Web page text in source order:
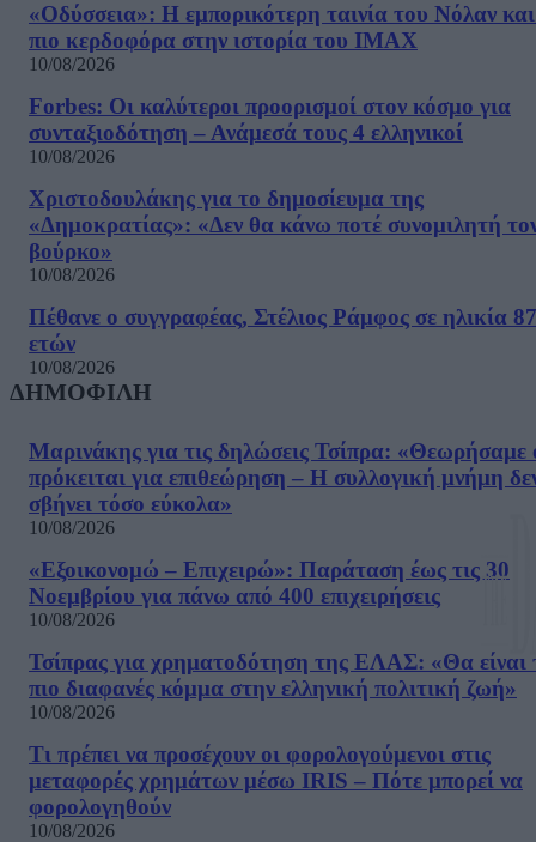
«Οδύσσεια»: Η εμπορικότερη ταινία του Νόλαν
πιο κερδοφόρα στην ιστορία του IMAX
10/08/2026
Forbes: Οι καλύτεροι προορισμοί στον κόσμο για
συνταξιοδότηση – Ανάμεσά τους 4 ελληνικοί
10/08/2026
Χριστοδουλάκης για το δημοσίευμα της
«Δημοκρατίας»: «Δεν θα κάνω ποτέ συνομιλητή
βούρκο»
10/08/2026
Πέθανε ο συγγραφέας, Στέλιος Ράμφος σε ηλικία 87
ετών
10/08/2026
ΔΗΜΟΦΙΛΗ
Μαρινάκης για τις δηλώσεις Τσίπρα: «Θεωρήσαμε
πρόκειται για επιθεώρηση – Η συλλογική μνήμη
σβήνει τόσο εύκολα»
10/08/2026
«Εξοικονομώ – Επιχειρώ»: Παράταση έως τις 30
Νοεμβρίου για πάνω από 400 επιχειρήσεις
10/08/2026
Τσίπρας για χρηματοδότηση της ΕΛΑΣ: «Θα είναι
πιο διαφανές κόμμα στην ελληνική πολιτική ζωή»
10/08/2026
Τι πρέπει να προσέχουν οι φορολογούμενοι στις
μεταφορές χρημάτων μέσω IRIS – Πότε μπορεί να
φορολογηθούν
10/08/2026